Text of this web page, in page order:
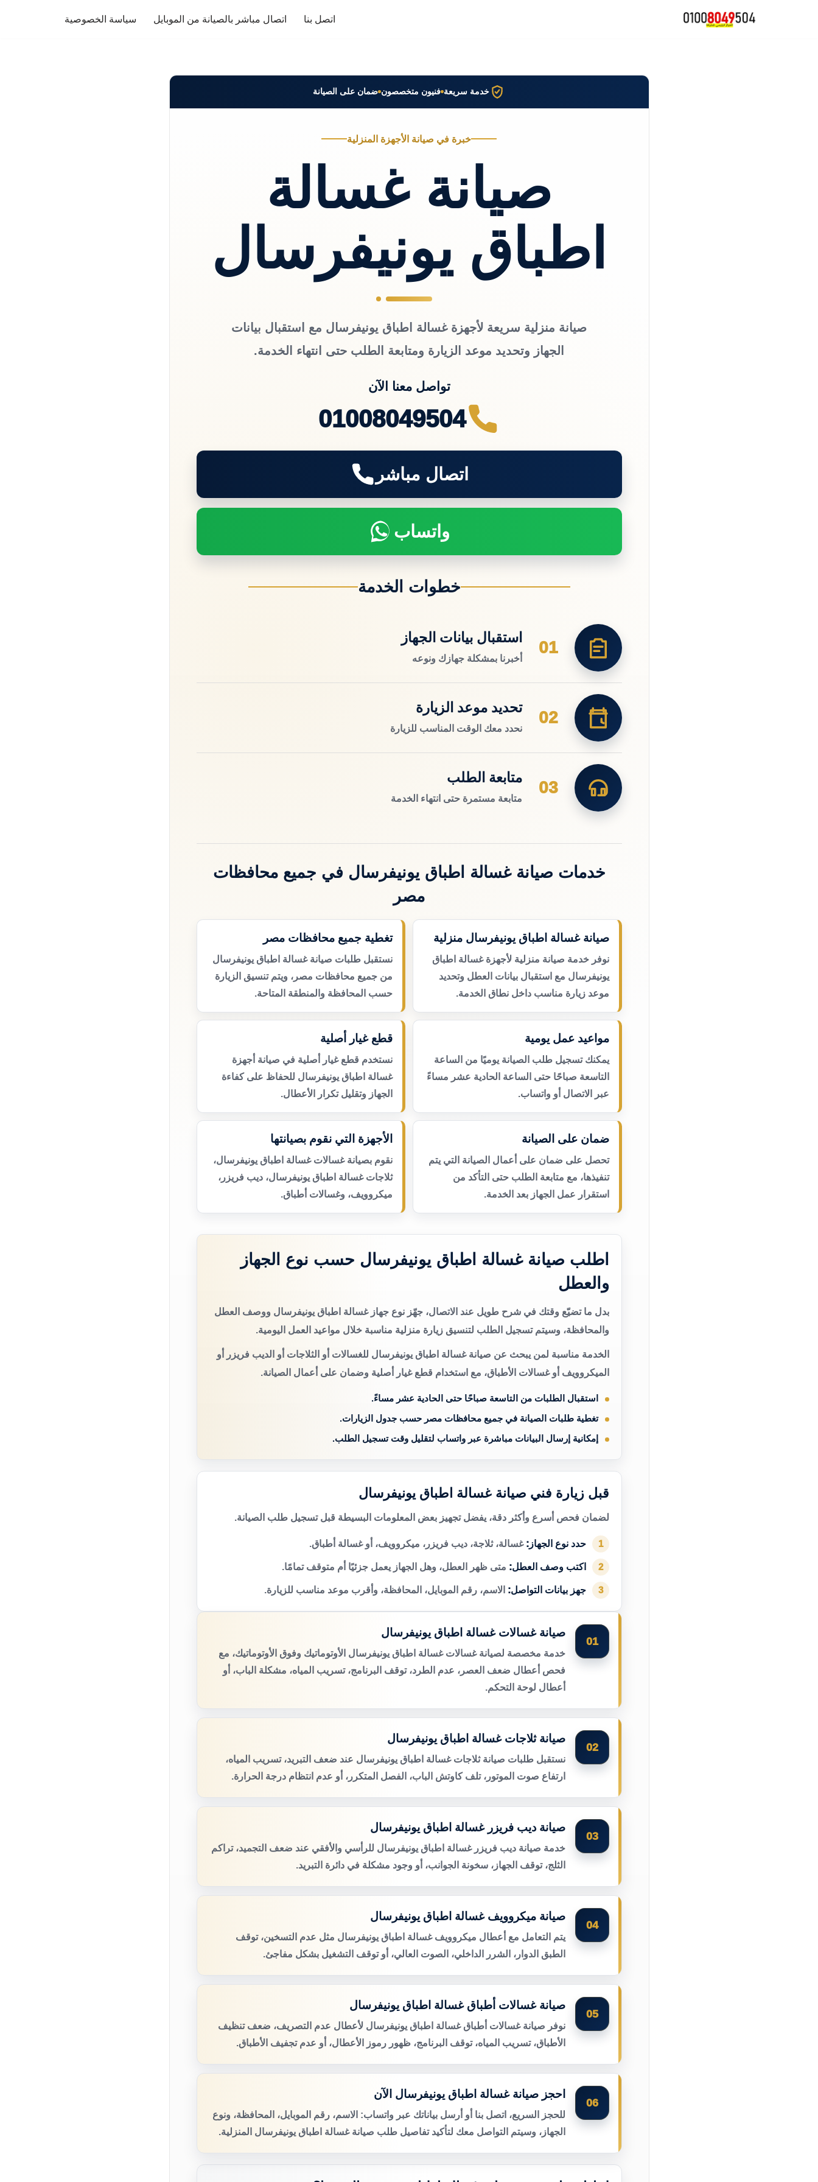
اتصل بنا اتصال مباشر بالصيانة من الموبايل سياسة الخصوصية
خدمة سريعة فنيون متخصصون ضمان على الصيانة
خبرة في صيانة الأجهزة المنزلية
صيانة غسالة
اطباق يونيفرسال
صيانة منزلية سريعة لأجهزة غسالة اطباق يونيفرسال مع استقبال بيانات
الجهاز وتحديد موعد الزيارة ومتابعة الطلب حتى انتهاء الخدمة.
تواصل معنا الآن
01008049504
اتصال مباشر
واتساب
خطوات الخدمة
01
استقبال بيانات الجهاز
أخبرنا بمشكلة جهازك ونوعه
02
تحديد موعد الزيارة
نحدد معك الوقت المناسب للزيارة
03
متابعة الطلب
متابعة مستمرة حتى انتهاء الخدمة
خدمات صيانة غسالة اطباق يونيفرسال في جميع محافظات
مصر
صيانة غسالة اطباق يونيفرسال منزلية
نوفر خدمة صيانة منزلية لأجهزة غسالة اطباق
يونيفرسال مع استقبال بيانات العطل وتحديد
موعد زيارة مناسب داخل نطاق الخدمة.
تغطية جميع محافظات مصر
نستقبل طلبات صيانة غسالة اطباق يونيفرسال
من جميع محافظات مصر، ويتم تنسيق الزيارة
حسب المحافظة والمنطقة المتاحة.
مواعيد عمل يومية
يمكنك تسجيل طلب الصيانة يوميًا من الساعة
التاسعة صباحًا حتى الساعة الحادية عشر مساءً
عبر الاتصال أو واتساب.
قطع غيار أصلية
نستخدم قطع غيار أصلية في صيانة أجهزة
غسالة اطباق يونيفرسال للحفاظ على كفاءة
الجهاز وتقليل تكرار الأعطال.
ضمان على الصيانة
تحصل على ضمان على أعمال الصيانة التي يتم
تنفيذها، مع متابعة الطلب حتى التأكد من
استقرار عمل الجهاز بعد الخدمة.
الأجهزة التي نقوم بصيانتها
نقوم بصيانة غسالات غسالة اطباق يونيفرسال،
ثلاجات غسالة اطباق يونيفرسال، ديب فريزر،
ميكروويف، وغسالات أطباق.
اطلب صيانة غسالة اطباق يونيفرسال حسب نوع الجهاز
والعطل
بدل ما تضيّع وقتك في شرح طويل عند الاتصال، جهّز نوع جهاز غسالة اطباق يونيفرسال ووصف العطل
والمحافظة، وسيتم تسجيل الطلب لتنسيق زيارة منزلية مناسبة خلال مواعيد العمل اليومية.
الخدمة مناسبة لمن يبحث عن صيانة غسالة اطباق يونيفرسال للغسالات أو الثلاجات أو الديب فريزر أو
الميكروويف أو غسالات الأطباق، مع استخدام قطع غيار أصلية وضمان على أعمال الصيانة.
استقبال الطلبات من التاسعة صباحًا حتى الحادية عشر مساءً.
تغطية طلبات الصيانة في جميع محافظات مصر حسب جدول الزيارات.
إمكانية إرسال البيانات مباشرة عبر واتساب لتقليل وقت تسجيل الطلب.
قبل زيارة فني صيانة غسالة اطباق يونيفرسال
لضمان فحص أسرع وأكثر دقة، يفضل تجهيز بعض المعلومات البسيطة قبل تسجيل طلب الصيانة.
1 حدد نوع الجهاز: غسالة، ثلاجة، ديب فريزر، ميكروويف، أو غسالة أطباق.
2 اكتب وصف العطل: متى ظهر العطل، وهل الجهاز يعمل جزئيًا أم متوقف تمامًا.
3 جهز بيانات التواصل: الاسم، رقم الموبايل، المحافظة، وأقرب موعد مناسب للزيارة.
01
صيانة غسالات غسالة اطباق يونيفرسال
خدمة مخصصة لصيانة غسالات غسالة اطباق يونيفرسال الأوتوماتيك وفوق الأوتوماتيك، مع
فحص أعطال ضعف العصر، عدم الطرد، توقف البرنامج، تسريب المياه، مشكلة الباب، أو
أعطال لوحة التحكم.
02
صيانة ثلاجات غسالة اطباق يونيفرسال
نستقبل طلبات صيانة ثلاجات غسالة اطباق يونيفرسال عند ضعف التبريد، تسريب المياه،
ارتفاع صوت الموتور، تلف كاوتش الباب، الفصل المتكرر، أو عدم انتظام درجة الحرارة.
03
صيانة ديب فريزر غسالة اطباق يونيفرسال
خدمة صيانة ديب فريزر غسالة اطباق يونيفرسال للرأسي والأفقي عند ضعف التجميد، تراكم
الثلج، توقف الجهاز، سخونة الجوانب، أو وجود مشكلة في دائرة التبريد.
04
صيانة ميكروويف غسالة اطباق يونيفرسال
يتم التعامل مع أعطال ميكروويف غسالة اطباق يونيفرسال مثل عدم التسخين، توقف
الطبق الدوار، الشرر الداخلي، الصوت العالي، أو توقف التشغيل بشكل مفاجئ.
05
صيانة غسالات أطباق غسالة اطباق يونيفرسال
نوفر صيانة غسالات أطباق غسالة اطباق يونيفرسال لأعطال عدم التصريف، ضعف تنظيف
الأطباق، تسريب المياه، توقف البرنامج، ظهور رموز الأعطال، أو عدم تجفيف الأطباق.
06
احجز صيانة غسالة اطباق يونيفرسال الآن
للحجز السريع، اتصل بنا أو أرسل بياناتك عبر واتساب: الاسم، رقم الموبايل، المحافظة، ونوع
الجهاز، وسيتم التواصل معك لتأكيد تفاصيل طلب صيانة غسالة اطباق يونيفرسال المنزلية.